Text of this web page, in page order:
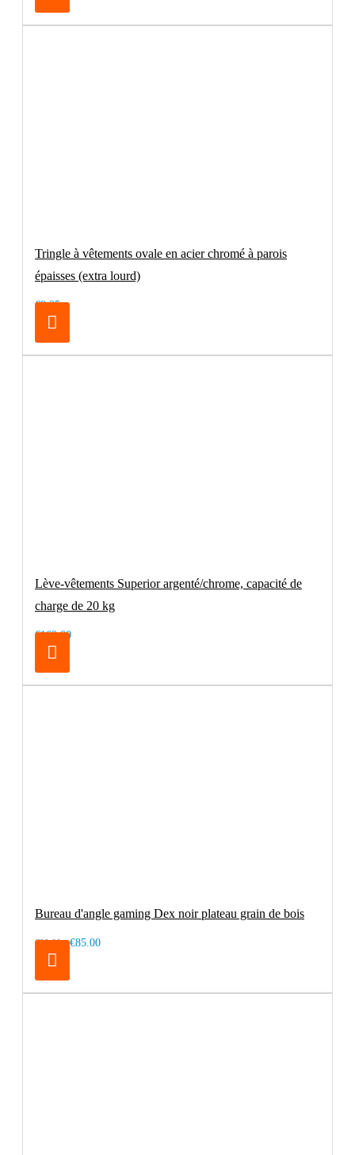
Tringle à vêtements ovale en acier chromé à parois
épaisses (extra lourd)
€8.25
Lève-vêtements Superior argenté/chrome, capacité de
charge de 20 kg
€169.00
Bureau d'angle gaming Dex noir plateau grain de bois
€99.00 €85.00